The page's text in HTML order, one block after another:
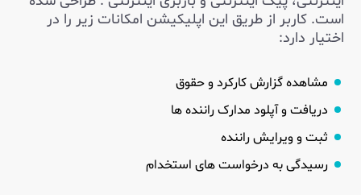
است. کاربر از طریق این اپلیکیشن امکانات زیر را در
اختیار دارد:
مشاهده گزارش کارکرد و حقوق
دریافت و آپلود مدارک راننده ها
ثبت و ویرایش راننده
رسیدگی به درخواست های استخدام